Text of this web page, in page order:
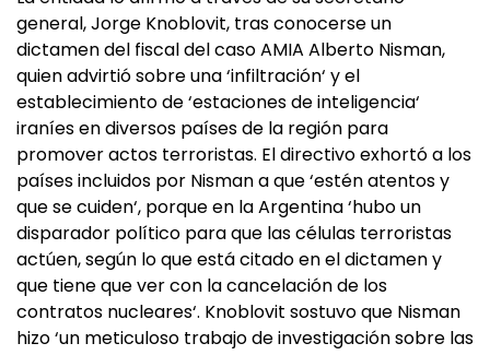
general, Jorge Knoblovit, tras conocerse un
dictamen del fiscal del caso AMIA Alberto Nisman,
quien advirtió sobre una ‘infiltración‘ y el
establecimiento de ‘estaciones de inteligencia‘
iraníes en diversos países de la región para
promover actos terroristas. El directivo exhortó a los
países incluidos por Nisman a que ‘estén atentos y
que se cuiden‘, porque en la Argentina ‘hubo un
disparador político para que las células terroristas
actúen, según lo que está citado en el dictamen y
que tiene que ver con la cancelación de los
contratos nucleares‘. Knoblovit sostuvo que Nisman
hizo ‘un meticuloso trabajo de investigación sobre las